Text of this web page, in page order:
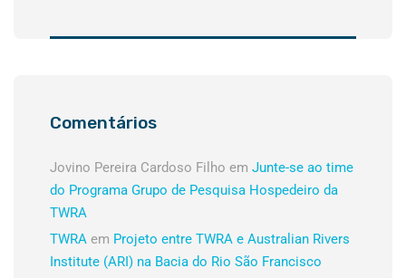
Comentários
Jovino Pereira Cardoso Filho em Junte-se ao time
do Programa Grupo de Pesquisa Hospedeiro da
TWRA
TWRA em Projeto entre TWRA e Australian Rivers
Institute (ARI) na Bacia do Rio São Francisco